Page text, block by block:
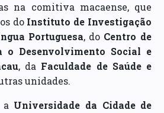
na comitiva macaense, que
do Instituto de Investigação
Portuguesa, do Centro de
o Desenvolvimento Social e
, da Faculdade de Saúde e
unidades.
a Universidade da Cidade de